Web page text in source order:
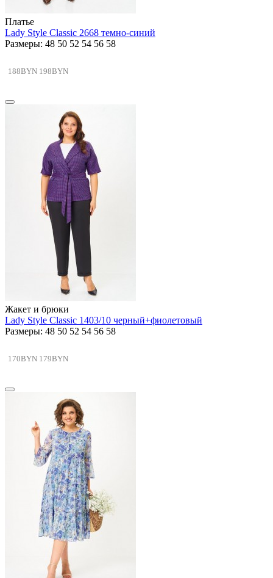
Платье
Lady Style Classic 2668 темно-синий
Размеры: 48 50 52 54 56 58
188BYN 198BYN
Жакет и брюки
Lady Style Classic 1403/10 черный+фиолетовый
Размеры: 48 50 52 54 56 58
170BYN 179BYN